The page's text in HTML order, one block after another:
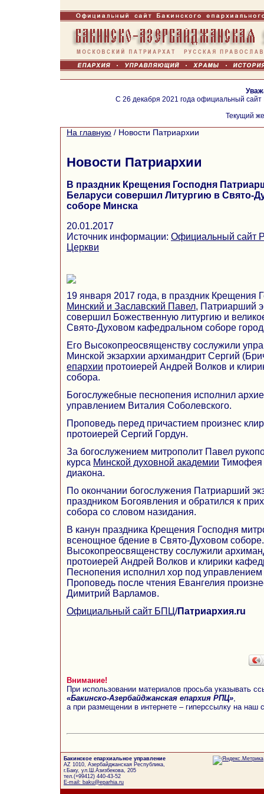
С 26 декабря 2021 года официальный
Текущий
На главную / Новости Патриархии
Новости Патриархии
В праздник Крещения Господня
Беларуси совершил Литургию в Свято-
соборе Минска
20.01.2017
Источник информации: Официальный сайт
Церкви
19 января 2017 года, в праздник Крещения
Минский и Заславский Павел, Патриарший
совершил Божественную литургию и
Свято-Духовом кафедральном соборе
Его Высокопреосвященству сослужили
Минской экзархии архимандрит Сергий
епархии протоиерей Андрей Волков и
собора.
Богослужебные песнопения исполнил
управлением Виталия Соболевского.
Проповедь перед причастием произнес
протоиерей Сергий Гордун.
За богослужением митрополит Павел
курса Минской духовной академии Тимофея
диакона.
По окончании богослужения Патриарший
праздником Богоявления и обратился к
собора со словом назидания.
В канун праздника Крещения Господня
всенощное бдение в Свято-Духовом
Высокопреосвященству сослужили
протоиерей Андрей Волков и клирики
Песнопения исполнил хор под
Проповедь после чтения Евангелия
Димитрий Варламов.
Официальный сайт БПЦ/Патриархия.ru
Внимание!
При использовании материалов просьба указывать
«Бакинско-Азербайджанская епархия РПЦ»
а при размещении в интернете – гиперссылку на наш
Бакинское епархиальное управление
AZ 1010, Азербайджанская Республика,
г.Баку, ул.Ш.Азизбекова, 205
тел.(+99412) 440-43-52
E-mail: baku@eparhia.ru